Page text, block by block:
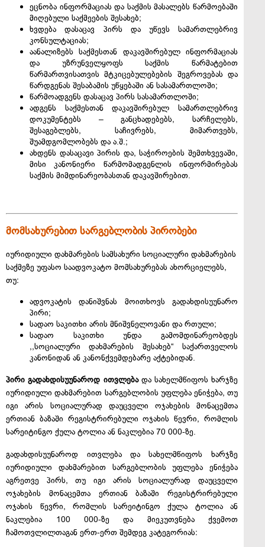
ეცნობა ინფორმაციას და საქმის მასალებს წარმოებაში
მიღებული საქმეების შესახებ;
ხვდება დასაცავ პირს და უწევს სამართლებრივ
კონსულტაციას;
აანალიზებს საქმესთან დაკავშირებულ ინფორმაციას
და უზრუნველყოფს საქმის წარმატებით
წარმართვისათვის მტკიცებულებების შეგროვებას და
წარდგენას შესაბამის უწყებაში ან სასამართლოში;
წარმოადგენს დასაცავ პირს სასამართლოში;
ადგენს საქმესთან დაკავშირებულ სამართლებრივ
დოკუმენტებს – განცხადებებს, სარჩელებს,
შესაგებლებს, საჩივრებს, მიმართვებს,
შუამდგომლობებს და ა.შ.;
ახდენს დასაცავი პირის და, საჭიროების შემთხვევაში,
მისი კანონიერი წარმომადგენლის ინფორმირებას
საქმის მიმდინარეობასთან დაკავშირებით.
მომსახურებით სარგებლობის პირობები
იურიდიული დახმარების სამსახური სოციალური დახმარების
საქმეზე უფასო საადვოკატო მომსახურებას ახორციელებს,
თუ:
ადვოკატის დანიშვნას მოითხოვს გადახდისუუნარო
პირი;
სადაო საკითხი არის მნიშვნელოვანი და რთული;
სადაო საკითხი უნდა გამომდინარეობდეს
,,სოციალური დახმარების შესახებ“ საქართველოს
კანონიდან ან კანონქვემდებარე აქტებიდან.
პირი გადახდისუუნაროდ ითვლება და სახელმწიფოს ხარჯზე
იურიდიული დახმარებით სარგებლობის უფლება ენიჭება, თუ
იგი არის სოციალურად დაუცველი ოჯახების მონაცემთა
ერთიან ბაზაში რეგისტრირებული ოჯახის წევრი, რომლის
სარეიტინგო ქულა ტოლია ან ნაკლებია 70 000-ზე.
გადახდისუუნაროდ ითვლება და სახელმწიფოს ხარჯზე
იურიდიული დახმარებით სარგებლობის უფლება ენიჭება
აგრეთვე პირს, თუ იგი არის სოციალურად დაუცველი
ოჯახების მონაცემთა ერთიან ბაზაში რეგისტრირებული
ოჯახის წევრი, რომლის სარეიტინგო ქულა ტოლია ან
ნაკლებია 100 000-ზე და მიეკუთვნება ქვემოთ
ჩამოთვლილთაგან ერთ-ერთ შემდეგ კატეგორიას: